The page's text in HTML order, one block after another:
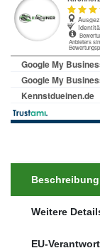
Beschreibung
Weitere
EU-